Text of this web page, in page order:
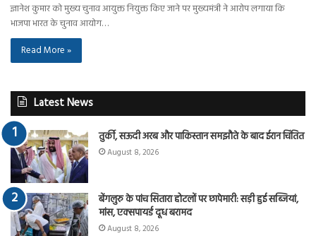
ज्ञानेश कुमार को मुख्य चुनाव आयुक्त नियुक्त किए जाने पर मुख्यमंत्री ने आरोप लगाया कि
भाजपा भारत के चुनाव आयोग…
Read More »
Latest News
तुर्की, सऊदी अरब और पाकिस्तान समझौते के बाद ईरान चिंतित
August 8, 2026
बेंगलुरु के पांच सितारा होटलों पर छापेमारी: सड़ी हुई सब्जियां,
मांस, एक्सपायर्ड दूध बरामद
August 8, 2026